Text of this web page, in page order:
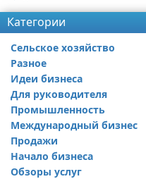
Категории
Сельское хозяйство
Разное
Идеи бизнеса
Для руководителя
Промышленность
Международный бизнес
Продажи
Начало бизнеса
Обзоры услуг